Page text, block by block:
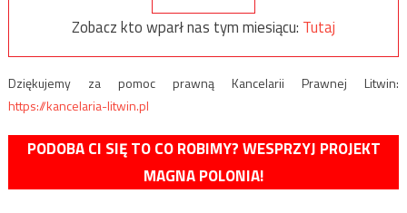
Zobacz kto wparł nas tym miesiącu: Tutaj
Dziękujemy za pomoc prawną Kancelarii Prawnej Litwin:
https://kancelaria-litwin.pl
PODOBA CI SIĘ TO CO ROBIMY? WESPRZYJ PROJEKT
MAGNA POLONIA!